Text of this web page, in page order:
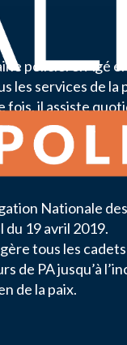
policière. Agé
les services de la
fois, il assiste
Accueil
assistance et
missions
Nationale
du 19 avril 2019.
tous les
de PA jusqu’à
de la paix.